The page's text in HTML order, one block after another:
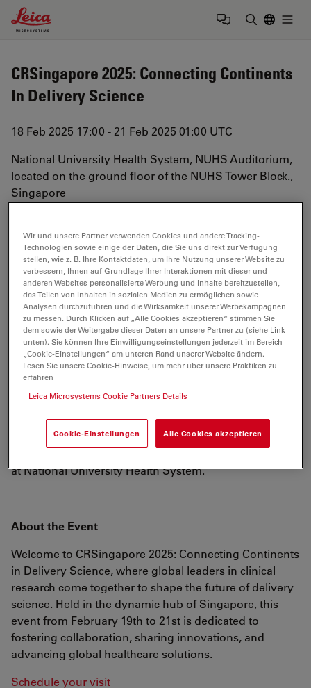
Leica Microsystems Logo
CRSingapore 2025: Connecting Continents
In Delivery Science
18 Feb 2025 17:00 - 21 Feb 2025 01:00 UTC
National University Health System, NUHS Auditorium,
located on the ground floor of the NUHS Tower Block.,
Singapore
Entdecken Sie unsere Lösungen
Biowissenschaften
Fortgeschrittene Mikroskopietechniken
Visit Us
Book your demo in advance to explore Leica’s cutting-
edge solutions and engage with our experts during
CRSingapore 2025: Connecting Continents in Delivery
at National University Health System.
About the Event
Welcome to CRSingapore 2025: Connecting Continents
in Delivery Science, where global leaders in clinical
research come together to shape the future of delivery
science. Held in the dynamic hub of Singapore, this
event from February 19th to 21st is dedicated to
fostering collaboration, sharing innovations, and
advancing global healthcare solutions.
Schedule your visit
Wir und unsere Partner verwenden Cookies und andere Tracking-
Technologien sowie einige der Daten, die Sie uns direkt zur Verfügung
stellen, wie z. B. Ihre Kontaktdaten, um Ihre Nutzung unserer Website zu
verbessern, Ihnen auf Grundlage Ihrer Interaktionen mit dieser und
anderen Websites personalisierte Werbung und Inhalte bereitzustellen,
das Teilen von Inhalten in sozialen Medien zu ermöglichen sowie
Analysen durchzuführen und die Wirksamkeit unserer Werbekampagnen
zu messen. Durch Klicken auf „Alle Cookies akzeptieren“ stimmen Sie
dem sowie der Weitergabe dieser Daten an unsere Partner zu (siehe Link
unten). Sie können Ihre Einwilligungseinstellungen jederzeit im Bereich
„Cookie-Einstellungen“ am unteren Rand unserer Website ändern.
Lesen Sie unsere Cookie-Hinweise, um mehr über unsere Praktiken zu
erfahren
Leica Microsystems Cookie Partners Details
Cookie-Einstellungen Alle Cookies akzeptieren